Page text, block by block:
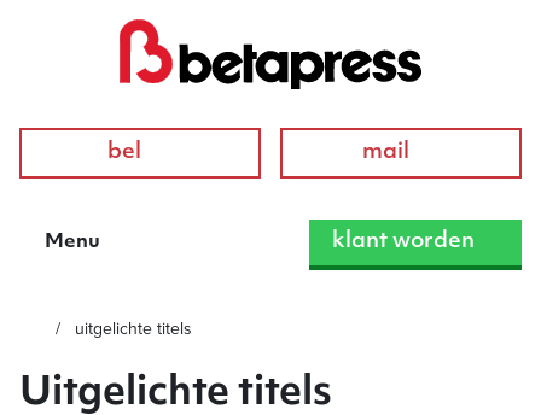
bel mail
Menu klant worden
uitgelichte titels
Uitgelichte titels